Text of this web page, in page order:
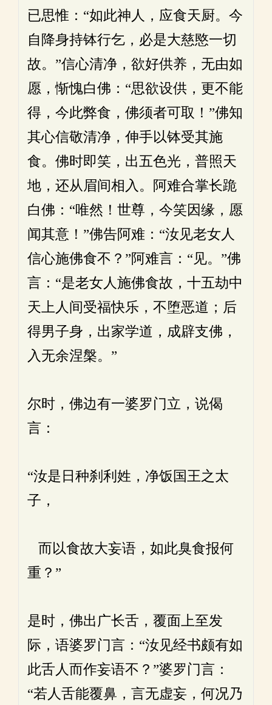
已思惟：“如此神人，应食天厨。今
自降身持钵行乞，必是大慈愍一切
故。”信心清净，欲好供养，无由如
愿，惭愧白佛：“思欲设供，更不能
得，今此弊食，佛须者可取！”佛知
其心信敬清净，伸手以钵受其施
食。佛时即笑，出五色光，普照天
地，还从眉间相入。阿难合掌长跪
白佛：“唯然！世尊，今笑因缘，愿
闻其意！”佛告阿难：“汝见老女人
信心施佛食不？”阿难言：“见。”佛
言：“是老女人施佛食故，十五劫中
天上人间受福快乐，不堕恶道；后
得男子身，出家学道，成辟支佛，
入无余涅槃。”
尔时，佛边有一婆罗门立，说偈
言：
“汝是日种刹利姓，净饭国王之太
子，
而以食故大妄语，如此臭食报何
重？”
是时，佛出广长舌，覆面上至发
际，语婆罗门言：“汝见经书颇有如
此舌人而作妄语不？”婆罗门言：
“若人舌能覆鼻，言无虚妄，何况乃